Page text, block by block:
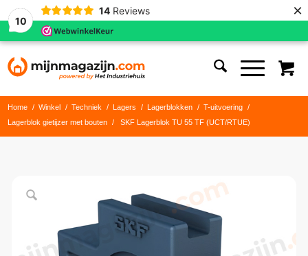
10
14 Reviews ×
Home / Winkel / Techniek / Lagers / Lagerblokken / T-uitvoering
/
Lagerblok gietijzer met bouten
/ SKF Lagerblok TU 55 TF (UCT/RTUE)